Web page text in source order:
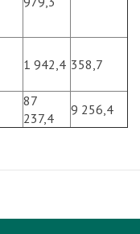
1 942,4 358,7
87
237,4
9 256,4